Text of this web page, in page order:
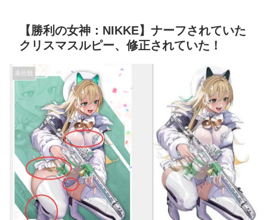
【勝利の女神：NIKKE】ナーフされていた
クリスマスルピー、修正されていた！
未分類